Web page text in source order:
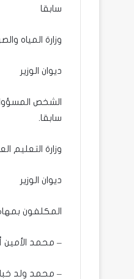
سابقا
وزارة المياه
ديوان الوزير
الشخص
سابقا.
وزارة التعليم
ديوان الوزير
المكلفون
– محمد الأمين
– محمد ولد